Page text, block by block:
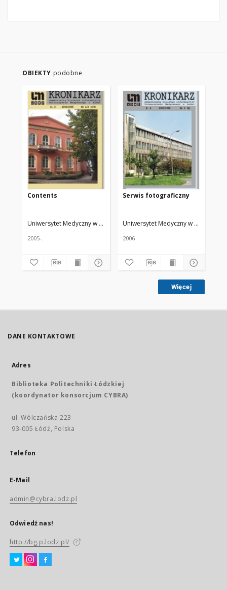
OBIEKTY podobne
Contents
Uniwersytet Medyczny w Łodzi Żmuda, Ryszard. Red. nacz.
2005-.
Serwis fotograficzny
Uniwersytet Medyczny w Łodzi
2006
Więcej
DANE KONTAKTOWE
Adres
Biblioteka Politechniki Łódzkiej
(koordynator konsorcjum CYBRA)
ul. Wólczańska 223
93-005 Łódź, Polska
Telefon
E-Mail
admin@cybra.lodz.pl
Odwiedź nas!
http://bg.p.lodz.pl/